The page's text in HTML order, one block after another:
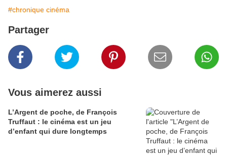
#chronique cinéma
Partager
Vous aimerez aussi
L’Argent de poche, de François
Truffaut : le cinéma est un jeu
d’enfant qui dure longtemps